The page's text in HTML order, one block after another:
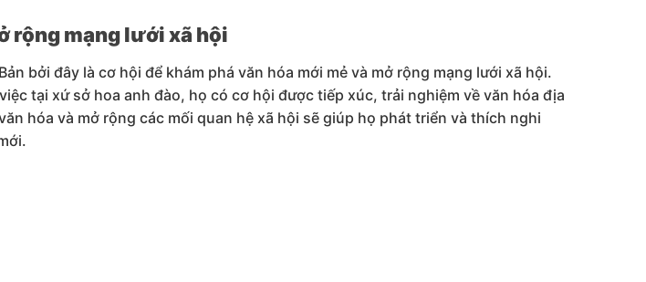
rộng mạng lưới xã hội
bởi đây là cơ hội để khám phá văn hóa mới mẻ và mở rộng mạng lưới xã hội.
tại xứ sở hoa anh đào, họ có cơ hội được tiếp xúc, trải nghiệm về văn hóa địa
hóa và mở rộng các mối quan hệ xã hội sẽ giúp họ phát triển và thích nghi